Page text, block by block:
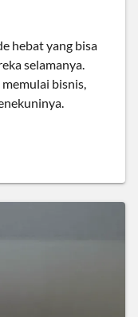
hebat yang bisa
selamanya.
bisnis,